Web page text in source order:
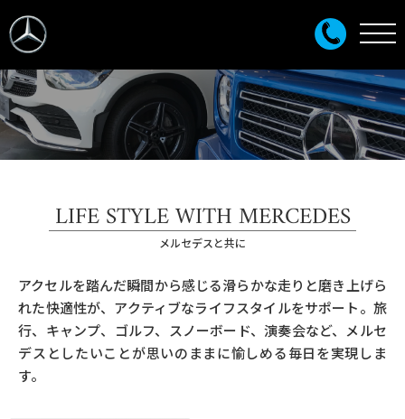
LIFE STYLE WITH MERCEDES
メルセデスと共に
アクセルを踏んだ瞬間から感じる滑らかな走りと磨き上げら
れた快適性が、アクティブなライフスタイルをサポート。旅
行、キャンプ、ゴルフ、スノーボード、演奏会など、メルセ
デスとしたいことが思いのままに愉しめる毎日を実現しま
す。